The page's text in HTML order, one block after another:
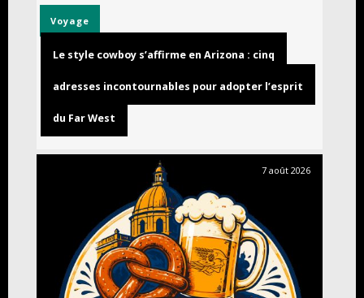
Voyage
Le style cowboy s’affirme en Arizona : cinq
adresses incontournables pour adopter l’esprit
du Far West
7 août 2026